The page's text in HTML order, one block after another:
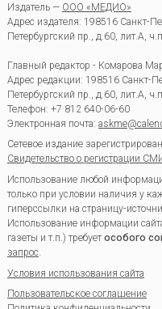
Издатель — ООО «МЕДИО»
Адрес издателя: 198516 Санкт-
Петербургский пр., д.60, лит.А,
Главный редактор - Комарова
Адрес редакции: 198516 Санкт-
Петербургский пр., д.60, лит.А,
Телефон: +7 812 640-06-60
Электронная почта:
Сетевое издание
Свидетельство о регистрации
Использование любой
только при условии наличия у
гиперссылки на страницу-
Использование информации
газеты и т.п.) требуетособого
запрос.
Условия использования сайта
Пользовательское соглашение